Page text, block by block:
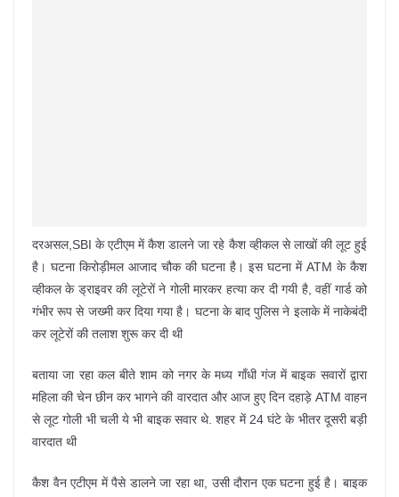
दरअसल,SBI के एटीएम में कैश डालने जा रहे कैश व्हीकल से लाखों की लूट हुई
है। घटना किरोड़ीमल आजाद चौक की घटना है। इस घटना में ATM के कैश
व्हीकल के ड्राइवर की लूटेरों ने गोली मारकर हत्या कर दी गयी है, वहीं गार्ड को
गंभीर रूप से जख्मी कर दिया गया है। घटना के बाद पुलिस ने इलाके में नाकेबंदी
कर लूटेरों की तलाश शुरू कर दी थी
बताया जा रहा कल बीते शाम को नगर के मध्य गाँधी गंज में बाइक सवारों द्वारा
महिला की चेन छीन कर भागने की वारदात और आज हुए दिन दहाड़े ATM वाहन
से लूट गोली भी चली ये भी बाइक सवार थे. शहर में 24 घंटे के भीतर दूसरी बड़ी
वारदात थी
कैश वैन एटीएम में पैसे डालने जा रहा था, उसी दौरान एक घटना हुई है। बाइक